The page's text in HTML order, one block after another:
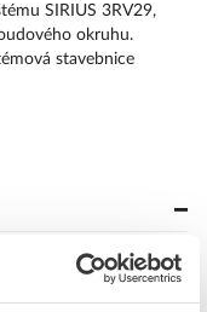
SIRIUS 3RV29,
okruhu.
stavebnice